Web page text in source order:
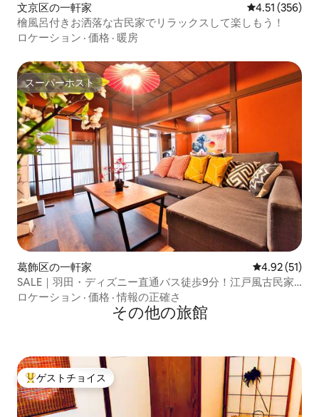
文京区の一軒家 レビュー356
4.51 (356)
檜風呂付きお洒落な古民家でリラックスして楽しもう！
ロケーション · 価格 · 暖房
スーパーホスト
スーパーホスト
葛飾区の一軒家 レビュー51
4.92 (51)
SALE｜羽田・ディズニー直通バス徒歩9分！江戸風古民家1
棟貸 東京駅まで29分で快適アクセス
ロケーション · 価格 ·情報の正確さ
その他の旅館
大好評のゲストチョイスです。
ゲストチョイス